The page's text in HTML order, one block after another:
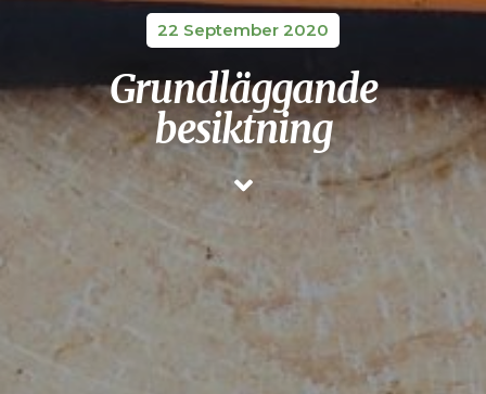
22 September 2020
Grundläggande
besiktning